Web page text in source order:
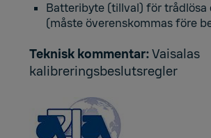
Batteribyte (tillval) för trådlösa
(måste överenskommas före
Teknisk kommentar:Vaisalas
kalibreringsbeslutsregler